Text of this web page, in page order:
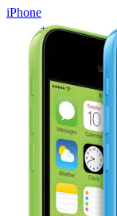
iPhone